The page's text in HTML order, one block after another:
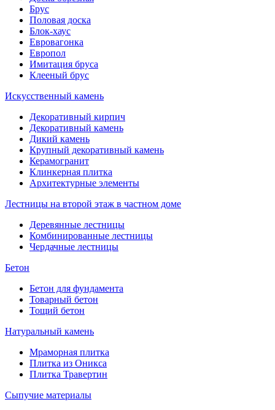
Брус
Половая доска
Блок-хаус
Евровагонка
Европол
Имитация бруса
Клееный брус
Искусственный камень
Декоративный кирпич
Декоративный камень
Дикий камень
Крупный декоративный камень
Керамогранит
Клинкерная плитка
Архитектурные элементы
Лестницы на второй этаж в частном доме
Деревянные лестницы
Комбинированные лестницы
Чердачные лестницы
Бетон
Бетон для фундамента
Товарный бетон
Тощий бетон
Натуральный камень
Мраморная плитка
Плитка из Оникса
Плитка Травертин
Сыпучие материалы